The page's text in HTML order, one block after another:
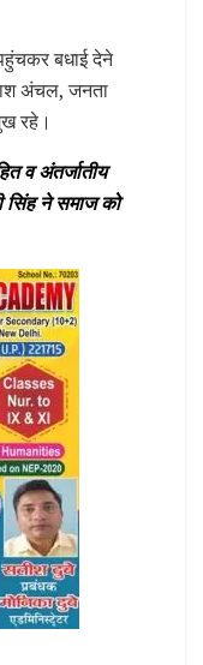
बधाई देने
अंचल, जनता
रहे।
व अंतर्जातीय
सिंह ने समाज को